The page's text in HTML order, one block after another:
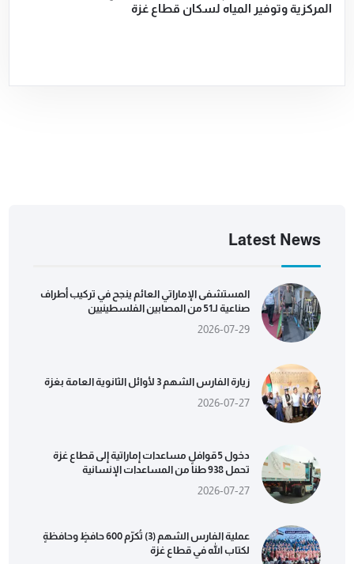
المركزية وتوفير المياه لسكان قطاع غزة
Latest News
المستشفى الإماراتي العائم ينجح في تركيب أطراف
صناعية لـ51 من المصابين الفلسطينيين
2026-07-29
زيارة الفارس الشهم 3 لأوائل الثانوية العامة بغزة
2026-07-27
دخول 5 قوافل مساعدات إماراتية إلى قطاع غزة
تحمل 938 طناً من المساعدات الإنسانية
2026-07-27
عملية الفارس الشهم (3) تُكرّم 600 حافظٍ وحافظةٍ
لكتاب الله في قطاع غزة